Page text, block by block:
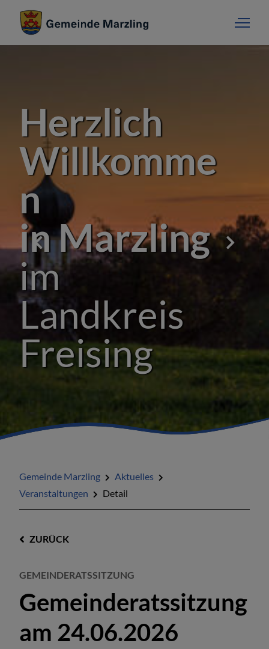
Herzlich
Willkomme
n
in Marzling
im
Landkreis
Freising
Gemeinde Marzling
Aktuelles
Veranstaltungen
Detail
ZURÜCK
GEMEINDERATSSITZUNG
Gemeinderatssitzung
am 24.06.2026